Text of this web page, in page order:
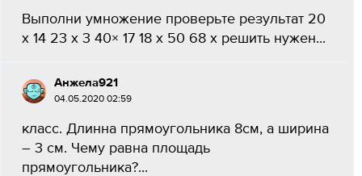
Выполни умножение проверьте результат 20
х 14 23 х 3 40× 17 18 х 50 68 х решить нужен​...
Анжела921
04.05.2020 02:59
класс. Длинна прямоугольника 8см, а ширина
– 3 см. Чему равна площадь
прямоугольника?...